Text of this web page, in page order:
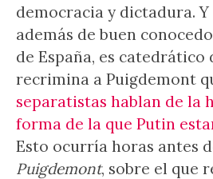
democracia y dictadura. Y
además de buen
de España, es catedrático
recrimina a Puigdemont
separatistas hablan de la
forma de la que Putin
Esto ocurría horas antes
Puigdemont, sobre el que